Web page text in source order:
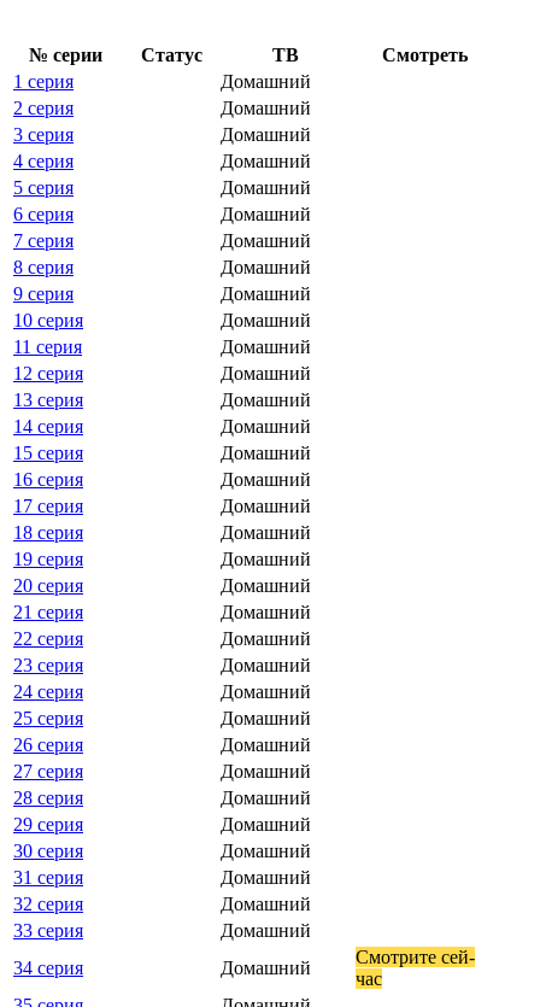
№ се­рии Ста­тус ТВ
Смот­реть
1 серия
Домашний
2 серия
Домашний
3 серия
Домашний
4 серия
Домашний
5 серия
Домашний
6 серия
Домашний
7 серия
Домашний
8 серия
Домашний
9 серия
Домашний
10 серия
Домашний
11 серия
Домашний
12 серия
Домашний
13 серия
Домашний
14 серия
Домашний
15 серия
Домашний
16 серия
Домашний
17 серия
Домашний
18 серия
Домашний
19 серия
Домашний
20 серия
Домашний
21 серия
Домашний
22 серия
Домашний
23 серия
Домашний
24 серия
Домашний
25 серия
Домашний
26 серия
Домашний
27 серия
Домашний
28 серия
Домашний
29 серия
Домашний
30 серия
Домашний
31 серия
Домашний
32 серия
Домашний
33 серия
Домашний
34 серия
Домашний
Смот­ри­те сей­
час